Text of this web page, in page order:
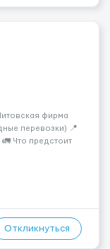
фирма
перевозки) 📍
Что предстоит
Погрузки и
Откликнуться